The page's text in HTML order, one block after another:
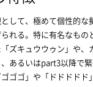
して、極めて個性的な
れる。特に有名なもの
ズキュウウゥン」や、
あるいはpart3以降で
ゴゴ」や「ドドドドド